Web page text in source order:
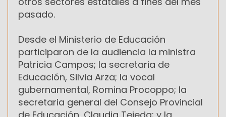
pasado.
Desde el Ministerio de Educación
participaron de la audiencia la ministra
Patricia Campos; la secretaria de
Educación, Silvia Arza; la vocal
gubernamental, Romina Procoppo; la
secretaria general del Consejo Provincial